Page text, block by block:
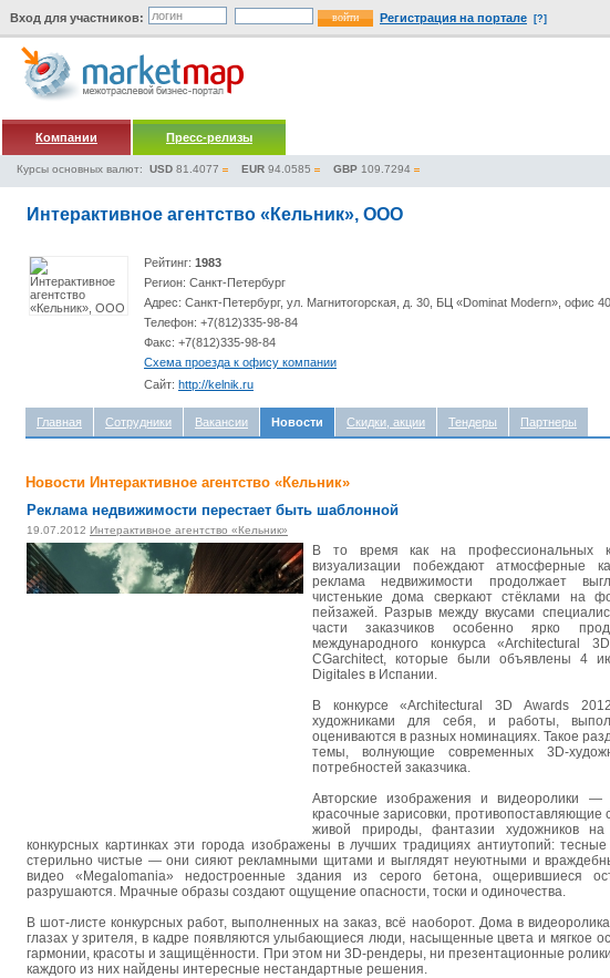
Вход для участников: Регистрация на портале [?]
Компании Пресс-релизы
Курсы основных валют: USD 81.4077 EUR 94.0585 GBP 109.7294
Интерактивное агентство «Кельник», ООО
Рейтинг: 1983
Регион: Санкт-Петербург
Адрес: Санкт-Петербург, ул. Магнитогорская, д. 30, БЦ «Dominat Modern», офис
Телефон: +7(812)335-98-84
Факс: +7(812)335-98-84
Схема проезда к офису компании
Сайт: http://kelnik.ru
Главная Сотрудники Вакансии Новости Скидки, акции Тендеры Партнеры
Новости Интерактивное агентство «Кельник»
Реклама недвижимости перестает быть шаблонной
19.07.2012 Интерактивное агентство «Кельник»
В то время как на профессиональных
визуализации побеждают атмосферные
реклама недвижимости продолжает
чистенькие дома сверкают стёклами на
пейзажей. Разрыв между вкусами
части заказчиков особенно ярко
международного конкурса «Architectural
CGarchitect, которые были объявлены 4
Digitales в Испании.
В конкурсе «Architectural 3D Awards
художниками для себя, и работы,
оцениваются в разных номинациях. Такое
темы, волнующие современных 3D-
потребностей заказчика.
Авторские изображения и видеоролики —
красочные зарисовки,
живой природы, фантазии художников
конкурсных картинках эти города изображены в лучших традициях антиутопий:
стерильно чистые — они сияют рекламными щитами и выглядят неуютными и
видео «Megalomania» недостроенные здания из серого бетона, ощерившиеся
разрушаются. Мрачные образы создают ощущение опасности, тоски и одиночества.
В шот-листе конкурсных работ, выполненных на заказ, всё наоборот. Дома в
глазах у зрителя, в кадре появляются улыбающиеся люди, насыщенные цвета и мягкое
гармонии, красоты и защищённости. При этом ни 3D-рендеры, ни презентационные
каждого из них найдены интересные нестандартные решения.